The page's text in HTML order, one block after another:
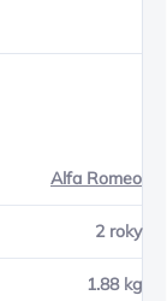
Alfa Romeo
2 roky
1.88 kg